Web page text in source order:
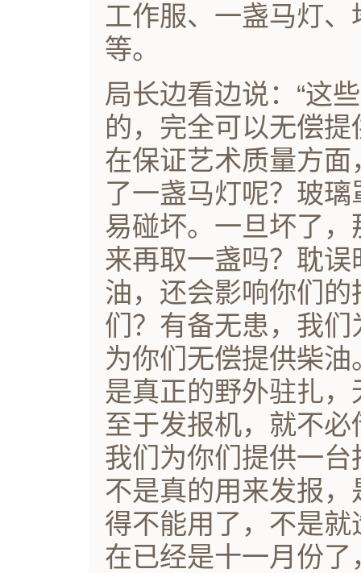
工作服、一盏马灯
等。
局长边看边说：“这
的，完全可以无偿
在保证艺术质量方
了一盏马灯呢？玻
易碰坏。一旦坏了
来再取一盏吗？耽
油，还会影响你们
们？有备无患，我
为你们无偿提供柴
是真正的野外驻扎
至于发报机，就不
我们为你们提供一
不是真的用来发报
得不能用了，不是
在已经是十一月份